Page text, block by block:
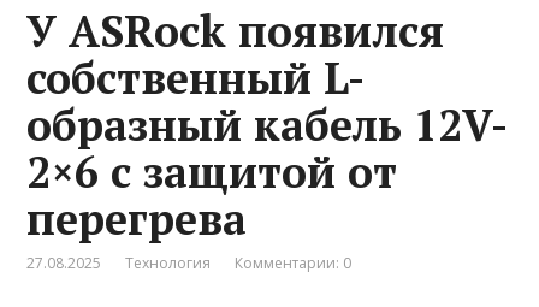
У ASRock появился
собственный L-
образный кабель 12V-
2×6 с защитой от
перегрева
27.08.2025 Технология Комментарии: 0